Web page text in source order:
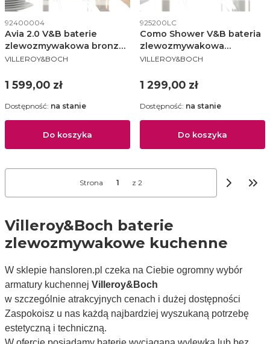
Kod produktu
92400004
Avia 2.0 V&B baterie
zlewozmywakowa bronze
- 92400004
PRODUCENT
VILLEROY&BOCH
Cena
1 599,00 zł
Do koszyka
Dostępność: na stanie
Kod produktu
925200LC
Como Shower V&B bateria
zlewozmywakowa
wyciągana wylewka stal
PRODUCENT
VILLEROY&BOCH
Cena
1 299,00 zł
Do koszyka
Dostępność: na stanie
Strona z 2
Villeroy&Boch baterie
zlewozmywakowe kuchenne
W sklepie hansloren.pl czeka na Ciebie ogromny wybór
armatury kuchennej Villeroy&Boch
w szczególnie atrakcyjnych cenach i dużej dostępności
Zaspokoisz u nas każdą najbardziej wyszukaną potrzebę
estetyczną i techniczną.